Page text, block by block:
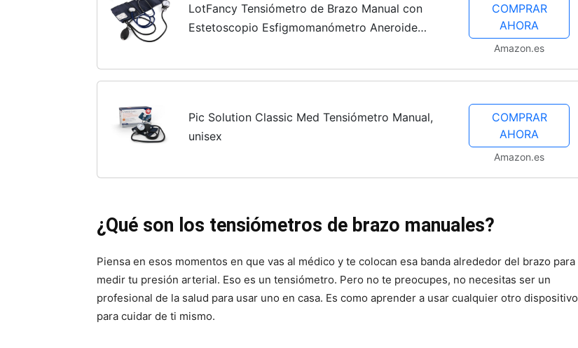
LotFancy Tensiómetro de Brazo Manual con
Estetoscopio Esfigmomanómetro Aneroide
COMPRAR
AHORA
Amazon.es
Pic Solution Classic Med Tensiómetro Manual,
unisex
COMPRAR
AHORA
Amazon.es
¿Qué son los tensiómetros de brazo manuales?
Piensa en esos momentos en que vas al médico y te colocan esa banda alrededor del brazo para
medir tu presión arterial. Eso es un tensiómetro. Pero no te preocupes, no necesitas ser un
profesional de la salud para usar uno en casa. Es como aprender a usar cualquier otro dispositivo
para cuidar de ti mismo.